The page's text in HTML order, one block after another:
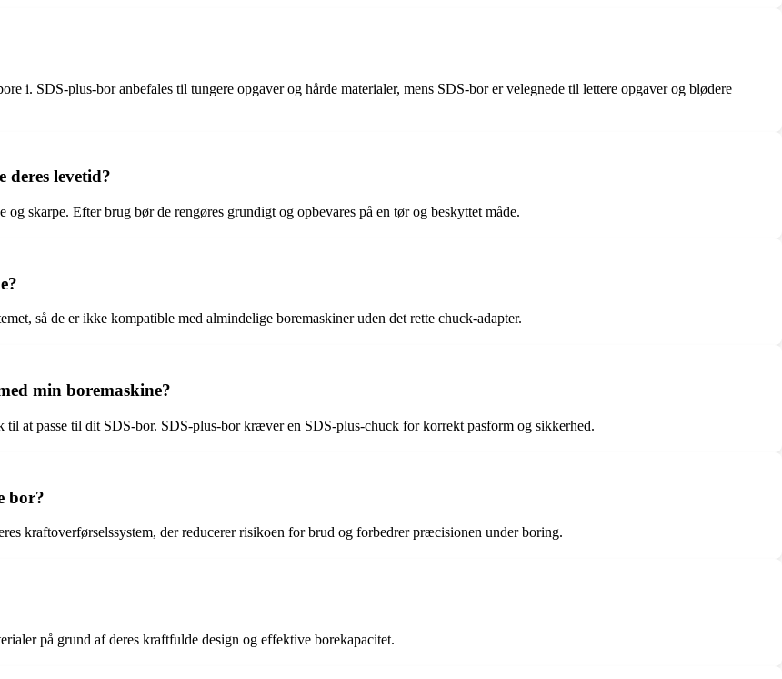
i. SDS-plus-bor anbefales til tungere opgaver og hårde materialer, mens SDS-bor er velegnede til lettere opgaver og blødere
levetid?
skarpe. Efter brug bør de rengøres grundigt og opbevares på en tør og beskyttet måde.
så de er ikke kompatible med almindelige boremaskiner uden det rette chuck-adapter.
min boremaskine?
at passe til dit SDS-bor. SDS-plus-bor kræver en SDS-plus-chuck for korrekt pasform og sikkerhed.
bor?
kraftoverførselssystem, der reducerer risikoen for brud og forbedrer præcisionen under boring.
på grund af deres kraftfulde design og effektive borekapacitet.